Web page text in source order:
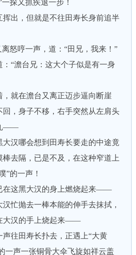
探又抓疾退一步！
出，但就是不往田寿长身前追半
怒哼一声，道：“田兄，我来！”
“澹台兄：这大个子似是有一身
就在澹台又离正迈步逼向断崖
，身子不移，右手突然从左肩头
——
汉哪会想到田寿长要走的中途竟
去隔，已是不及，在这种窄道上
”的一声！
这黑大汉的身上燃烧起来——
抛去一棒本能的伸手去抹拭，
大汉的手上烧起来——
往田寿长扑去，正遇上“大黄
一声一张铜骨大伞飞旋如祥云盖